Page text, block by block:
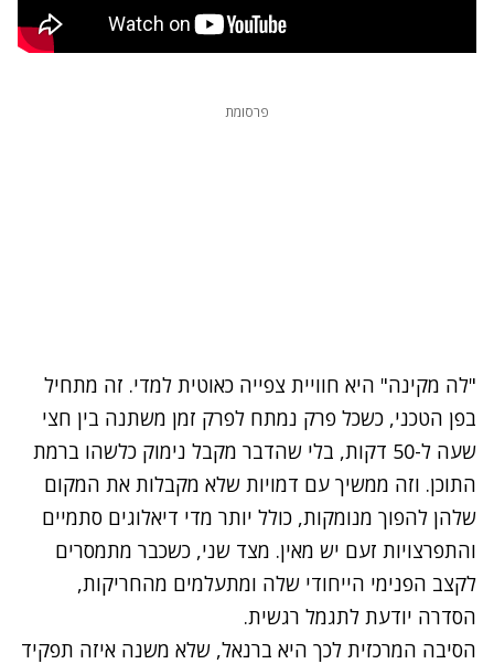
פרסומת
"לה מקינה" היא חוויית צפייה כאוטית למדי. זה מתחיל
בפן הטכני, כשכל פרק נמתח לפרק זמן משתנה בין חצי
שעה ל-50 דקות, בלי שהדבר מקבל נימוק כלשהו ברמת
התוכן. וזה ממשיך עם דמויות שלא מקבלות את המקום
שלהן להפוך מנומקות, כולל יותר מדי דיאלוגים סתמיים
והתפרצויות זעם יש מאין. מצד שני, כשכבר מתמסרים
לקצב הפנימי הייחודי שלה ומתעלמים מהחריקות,
הסדרה יודעת לתגמל רגשית.
הסיבה המרכזית לכך היא ברנאל, שלא משנה איזה תפקיד